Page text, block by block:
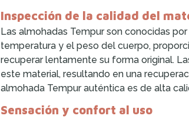
Inspección de la calidad del
Las almohadas Tempur son conocidas
temperatura y el peso del cuerpo,
recuperar lentamente su forma original.
este material, resultando en una
almohada Tempur auténtica es de alta
Sensación y confort al uso